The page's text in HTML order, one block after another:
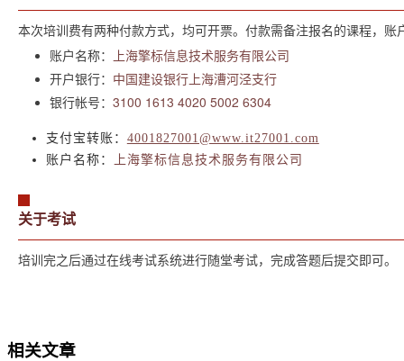
本次培训费有两种付款方式，均可开票。付款需备注报名的课程，账
账户名称：
上海擎标信息技术服务有限公司
开户银行： 中国建设银行上海漕河泾支行
银行帐号：3100 1613 4020 5002 6304
支付宝转账： 4001827001@www.it27001.com
账户名称：
上海擎标信息技术服务有限公司
关于考试
培训完之后通过在线考试系统进行随堂考试，完成答题后提交即可。
相关文章